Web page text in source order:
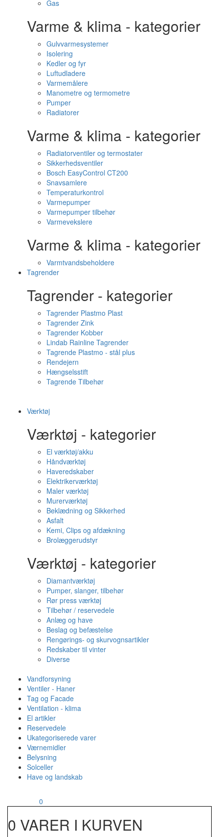
Gas
Varme & klima - kategorier
Gulvvarmesystemer
Isolering
Kedler og fyr
Luftudladere
Varmemålere
Manometre og termometre
Pumper
Radiatorer
Varme & klima - kategorier
Radiatorventiler og termostater
Sikkerhedsventiler
Bosch EasyControl CT200
Snavsamlere
Temperaturkontrol
Varmepumper
Varmepumper tilbehør
Varmevekslere
Varme & klima - kategorier
Varmtvandsbeholdere
Tagrender
Tagrender - kategorier
Tagrender Plastmo Plast
Tagrender Zink
Tagrender Kobber
Lindab Rainline Tagrender
Tagrende Plastmo - stål plus
Rendejern
Hængselsstift
Tagrende Tilbehør
Værktøj
Værktøj - kategorier
El værktøj/akku
Håndværktøj
Haveredskaber
Elektrikerværktøj
Maler værktøj
Murerværktøj
Beklædning og Sikkerhed
Asfalt
Kemi, Clips og afdækning
Brolæggerudstyr
Værktøj - kategorier
Diamantværktøj
Pumper, slanger, tilbehør
Rør press værktøj
Tilbehør / reservedele
Anlæg og have
Beslag og befæstelse
Rengørings- og skurvognsartikler
Redskaber til vinter
Diverse
Vandforsyning
Ventiler - Haner
Tag og Facade
Ventilation - klima
El artikler
Reservedele
Ukategoriserede varer
Værnemidler
Belysning
Solceller
Have og landskab
0
0 VARER I KURVEN